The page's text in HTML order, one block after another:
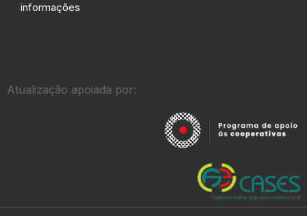
informações
Atualização apoiada por: